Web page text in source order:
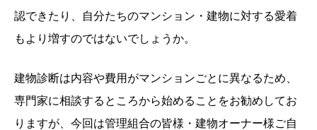
認できたり、自分たちのマンション・建物に対する愛着
もより増すのではないでしょうか。
建物診断は内容や費用がマンションごとに異なるため、
専門家に相談するところから始めることをお勧めしてお
りますが、今回は管理組合の皆様・建物オーナー様ご自